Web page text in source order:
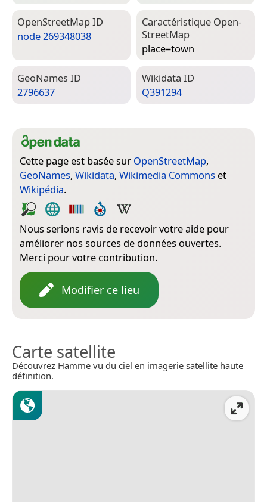
Open­Street­Map ID
node 269348038
Caractéristique Open­
Street­Map
place=­town
Geo­Names ID
2796637
Wiki­data ID
Q391294
Cette page est basée sur OpenStreetMap,
GeoNames, Wikidata, Wikimedia Commons et
Wikipédia.
Nous serions ravis de recevoir votre aide pour
améliorer nos sources de données ouvertes.
Merci pour votre contribution.
Modifier ce lieu
Carte satellite
Découvrez Hamme vu du ciel en imagerie satellite haute
définition.